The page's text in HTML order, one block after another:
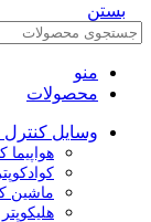
بستن
منو
محصولات
وسایل کنترل
هواپیما
ماشین